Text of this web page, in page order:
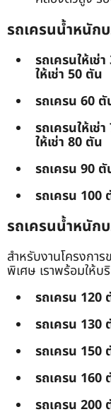
รถเครนน้ำหนัก
รถเครนให้เช่
ให้เช่า 50 ตัน
รถเครน 60 ตั
รถเครนให้เช่
ให้เช่า 80 ตัน
รถเครน 90 ตั
รถเครน 100
รถเครนน้ำหนัก
สำหรับงานโครงกา
พิเศษ เราพร้อมให้บ
รถเครน 120
รถเครน 130
รถเครน 150
รถเครน 160
รถเครน 200